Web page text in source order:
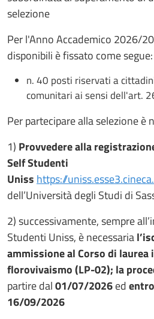
selezione
Per l'Anno Accademico 2026/
disponibili è fissato come segue:
n. 40 posti riservati a
comunitari ai sensi dell'art.
Per partecipare alla selezione è
1) Provvedere alla
Self Studenti
Uniss https://
dell’Università degli Studi di
2) successivamente, sempre
Studenti Uniss, è necessaria
ammissione al Corso di
florovivaismo (LP-02); la
partire dal01/07/2026ed
16/09/2026